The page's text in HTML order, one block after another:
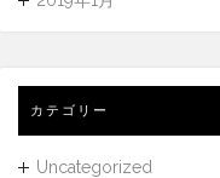
カテゴリー
Uncategorized